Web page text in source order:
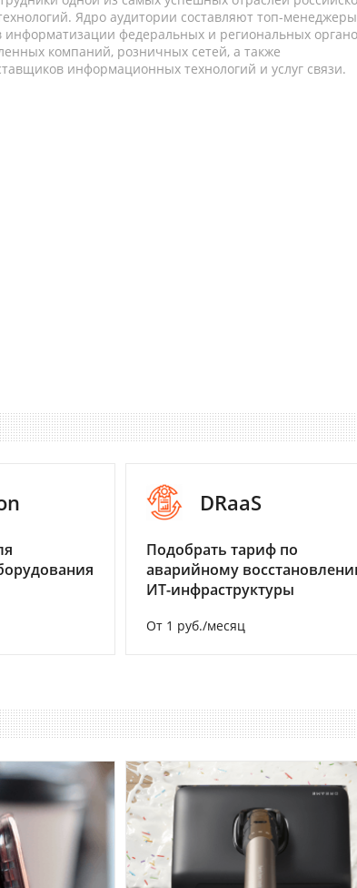
Ядро аудитории составляют топ-
информатизации федеральных и региональных
компаний, розничных сетей, а также
информационных технологий и услуг связи.
DRaaS
Подобрать тариф по
аварийному
ИТ-инфраструктуры
От 1 руб./месяц